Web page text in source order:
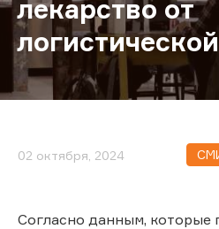
лекарство от
02 октября, 2024
Согласно данным, которые